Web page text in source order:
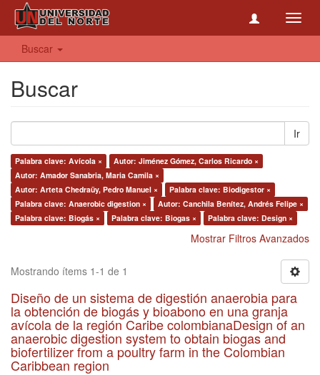
Buscar
Buscar
Ir
Palabra clave: Avícola ×
Autor: Jiménez Gómez, Carlos Ricardo ×
Autor: Amador Sanabria, Maria Camila ×
Autor: Arteta Chedraüy, Pedro Manuel ×
Palabra clave: Biodigestor ×
Palabra clave: Anaerobic digestion ×
Autor: Canchila Benítez, Andrés Felipe ×
Palabra clave: Biogás ×
Palabra clave: Biogas × Palabra clave: Design ×
Mostrar Filtros Avanzados
Mostrando ítems 1-1 de 1
Diseño de un sistema de digestión anaerobia para
la obtención de biogás y bioabono en una granja
avícola de la región Caribe colombianaDesign of an
anaerobic digestion system to obtain biogas and
biofertilizer from a poultry farm in the Colombian
Caribbean region